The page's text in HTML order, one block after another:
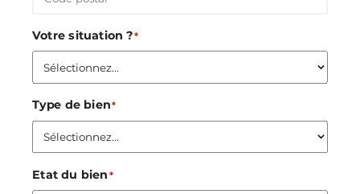
Votre situation ?*
Type de bien*
Etat du bien *